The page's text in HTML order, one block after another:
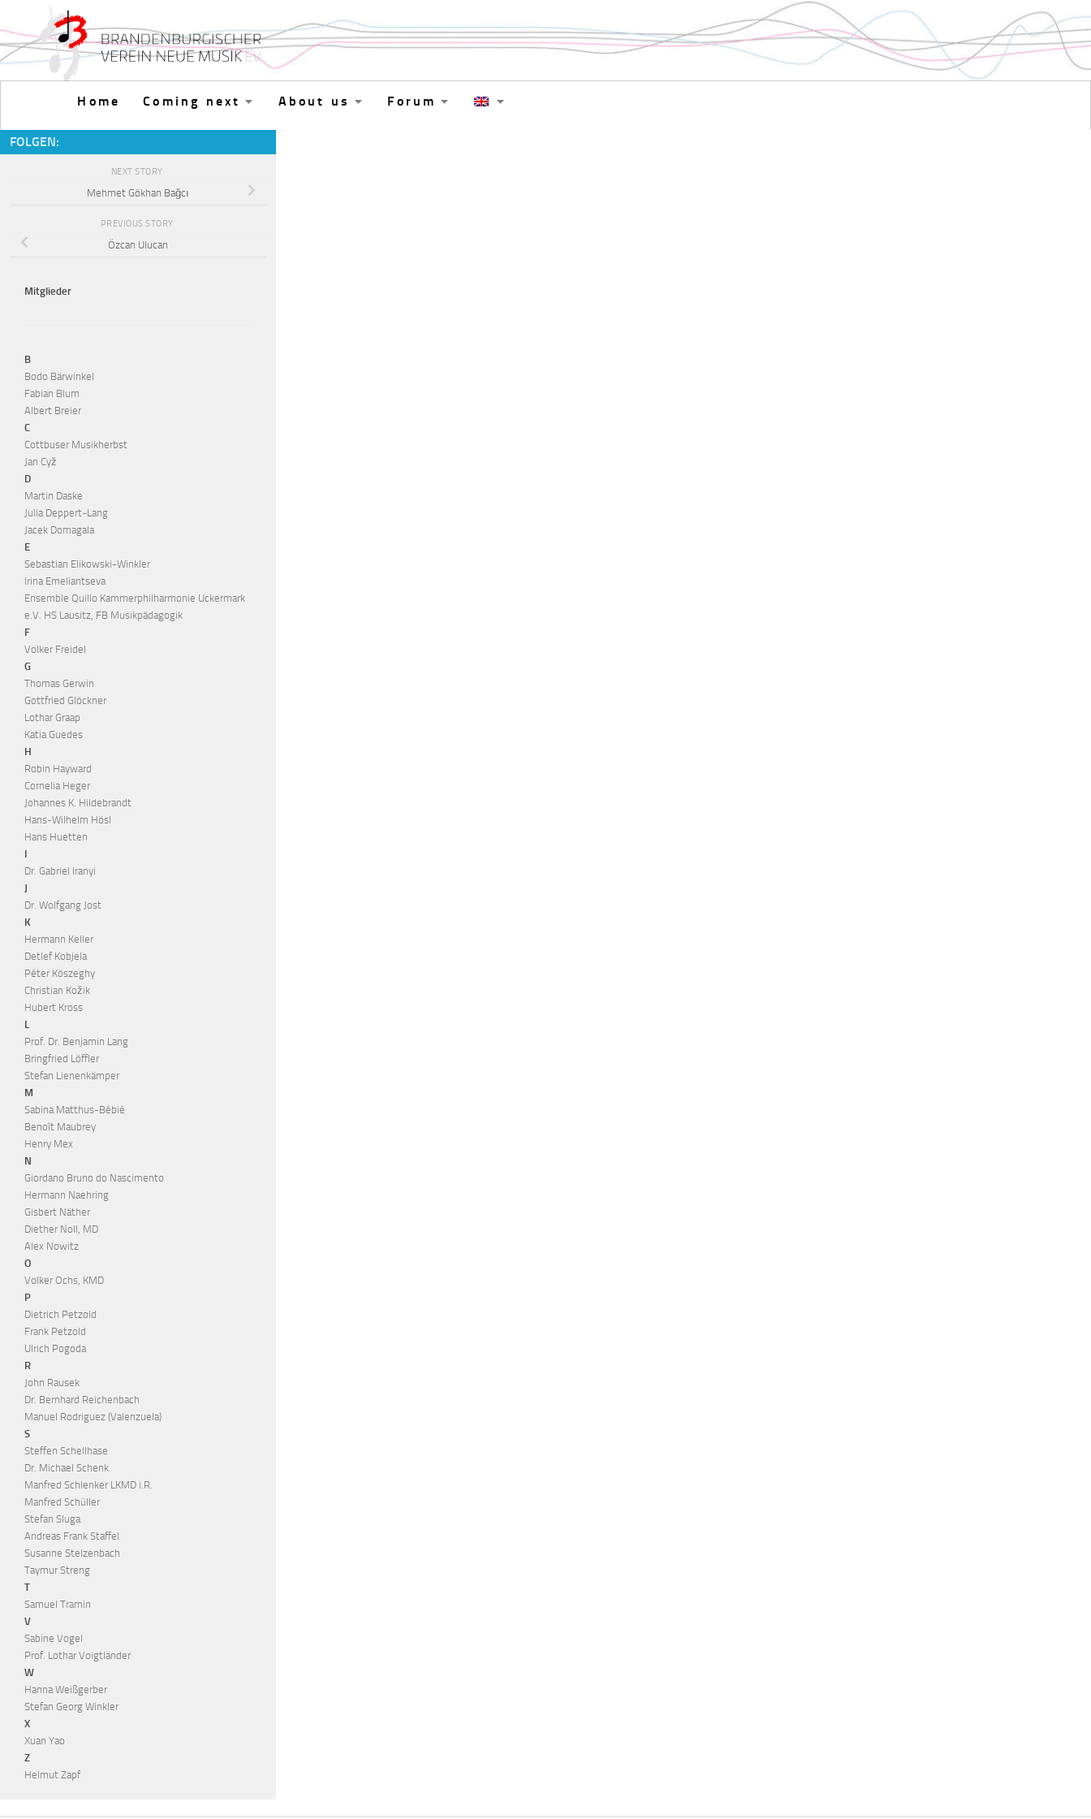
Skip to content
Home Coming next About us Forum
FOLGEN:
NEXT STORY
Mehmet Gökhan Bağcı
PREVIOUS STORY
Özcan Ulucan
Mitglieder
B
Bodo Bärwinkel
Fabian Blum
Albert Breier
C
Cottbuser Musikherbst
Jan Cyž
D
Martin Daske
Julia Deppert-Lang
Jacek Domagala
E
Sebastian Elikowski-Winkler
Irina Emeliantseva
Ensemble Quillo Kammerphilharmonie Uckermark
e.V. HS Lausitz, FB Musikpädagogik
F
Volker Freidel
G
Thomas Gerwin
Gottfried Glöckner
Lothar Graap
Katia Guedes
H
Robin Hayward
Cornelia Heger
Johannes K. Hildebrandt
Hans-Wilhelm Hösl
Hans Huetten
I
Dr. Gabriel Iranyi
J
Dr. Wolfgang Jost
K
Hermann Keller
Detlef Kobjela
Péter Köszeghy
Christian Kožik
Hubert Kross
L
Prof. Dr. Benjamin Lang
Bringfried Löffler
Stefan Lienenkämper
M
Sabina Matthus-Bébié
Benoît Maubrey
Henry Mex
N
Giordano Bruno do Nascimento
Hermann Naehring
Gisbert Näther
Diether Noll, MD
Alex Nowitz
O
Volker Ochs, KMD
P
Dietrich Petzold
Frank Petzold
Ulrich Pogoda
R
John Rausek
Dr. Bernhard Reichenbach
Manuel Rodriguez (Valenzuela)
S
Steffen Schellhase
Dr. Michael Schenk
Manfred Schlenker LKMD i.R.
Manfred Schüller
Stefan Sluga
Andreas Frank Staffel
Susanne Stelzenbach
Taymur Streng
T
Samuel Tramin
V
Sabine Vogel
Prof. Lothar Voigtländer
W
Hanna Weißgerber
Stefan Georg Winkler
X
Xuan Yao
Z
Helmut Zapf